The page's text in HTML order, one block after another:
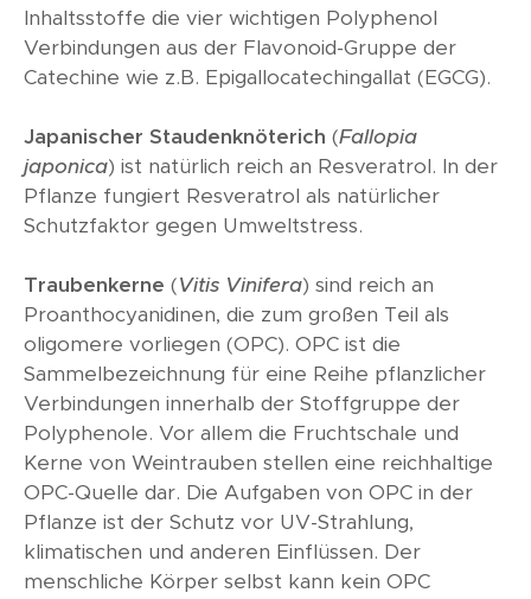
Inhaltsstoffe die vier wichtigen Polyphenol
Verbindungen aus der Flavonoid-Gruppe der
Catechine wie z.B. Epigallocatechingallat (EGCG).
Japanischer Staudenknöterich (Fallopia
japonica) ist natürlich reich an Resveratrol. In der
Pflanze fungiert Resveratrol als natürlicher
Schutzfaktor gegen Umweltstress.
Traubenkerne (Vitis Vinifera) sind reich an
Proanthocyanidinen, die zum großen Teil als
oligomere vorliegen (OPC). OPC ist die
Sammelbezeichnung für eine Reihe pflanzlicher
Verbindungen innerhalb der Stoffgruppe der
Polyphenole. Vor allem die Fruchtschale und
Kerne von Weintrauben stellen eine reichhaltige
OPC-Quelle dar. Die Aufgaben von OPC in der
Pflanze ist der Schutz vor UV-Strahlung,
klimatischen und anderen Einflüssen. Der
menschliche Körper selbst kann kein OPC